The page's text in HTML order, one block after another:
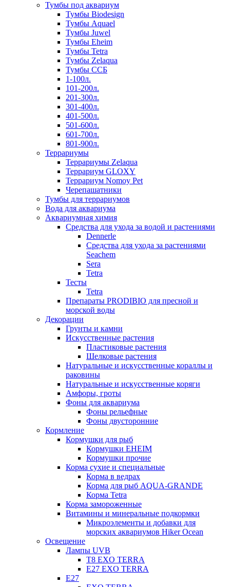
Тумбы под аквариум
Тумбы Biodesign
Тумбы Aquael
Тумбы Juwel
Тумбы Eheim
Тумбы Tetra
Тумбы Zelaqua
Тумбы ССБ
1-100л.
101-200л.
201-300л.
301-400л.
401-500л.
501-600л.
601-700л.
801-900л.
Террариумы
Террариумы Zelaqua
Террариум GLOXY
Террариум Nomoy Pet
Черепашатники
Тумбы для террариумов
Вода для аквариума
Аквариумная химия
Средства для ухода за водой и растениями
Dennerle
Средства для ухода за растениями
Seachem
Sera
Tetra
Тесты
Tetra
Препараты PRODIBIO для пресной и
морской воды
Декорации
Грунты и камни
Искусственные растения
Пластиковые растения
Шелковые растения
Натуральные и искусственные кораллы и
раковины
Натуральные и искусственные коряги
Амфоры, гроты
Фоны для аквариума
Фоны рельефные
Фоны двусторонние
Кормление
Кормушки для рыб
Кормушки EHEIM
Кормушки прочие
Корма сухие и специальные
Корма в ведрах
Корма для рыб AQUA-GRANDE
Корма Tetra
Корма замороженные
Витамины и минеральные подкормки
Микроэлементы и добавки для
морских аквариумов Hiker Ocean
Освещение
Лампы UVB
Т8 EXO TERRA
Е27 EXO TERRA
Е27